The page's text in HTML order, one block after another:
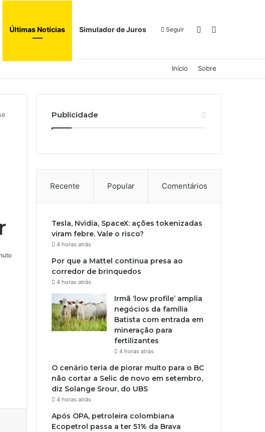
Últimas Notícias Simulador de Juros Seguir Switch skin
Início Sobre
Publicidade
Recente Popular Comentários
Tesla, Nvidia, SpaceX: ações tokenizadas
viram febre. Vale o risco?
4 horas atrás
Por que a Mattel continua presa ao
corredor de brinquedos
4 horas atrás
Irmã ‘low profile’ amplia
negócios da família
Batista com entrada em
mineração para
fertilizantes
4 horas atrás
O cenário teria de piorar muito para o BC
não cortar a Selic de novo em setembro,
diz Solange Srour, do UBS
4 horas atrás
Após OPA, petroleira colombiana
Ecopetrol passa a ter 51% da Brava